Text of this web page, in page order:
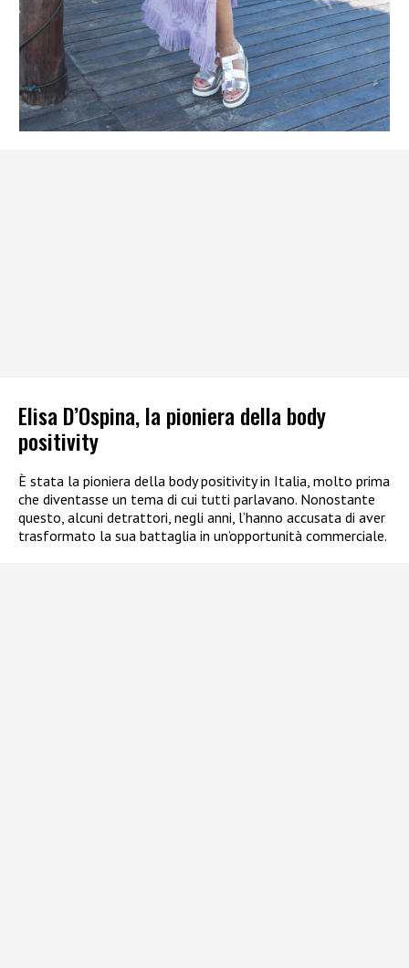
Elisa D’Ospina, la pioniera della body
positivity
È stata la pioniera della body positivity in Italia, molto prima
che diventasse un tema di cui tutti parlavano. Nonostante
questo, alcuni detrattori, negli anni, l’hanno accusata di aver
trasformato la sua battaglia in un’opportunità commerciale.